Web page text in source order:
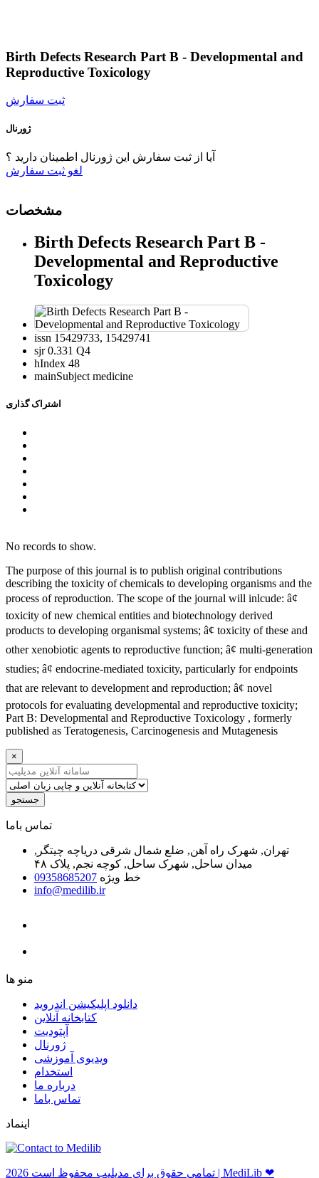
Birth Defects Research Part B - Developmental and
Reproductive Toxicology
ثبت سفارش
ژورنال
آیا از ثبت سفارش این ژورنال اطمینان دارید ؟
لغو ثبت سفارش
مشخصات
Birth Defects Research Part B -
Developmental and Reproductive
Toxicology
issn 15429733, 15429741
sjr0.331 Q4
hIndex 48
mainSubject medicine
اشتراک گذاری
No records to show.
The purpose of this journal is to publish original contributions
describing the toxicity of chemicals to developing organisms and the
process of reproduction. The scope of the journal will inlcude: â¢
toxicity of new chemical entities and biotechnology derived
products to developing organismal systems; â¢ toxicity of these and
other xenobiotic agents to reproductive function; â¢ multi-generation
studies; â¢ endocrine-mediated toxicity, particularly for endpoints
that are relevant to development and reproduction; â¢ novel
protocols for evaluating developmental and reproductive toxicity;
Part B: Developmental and Reproductive Toxicology , formerly
published as Teratogenesis, Carcinogenesis and Mutagenesis
×
جستجو
ﺗﻤﺎﺱ ﺑﺎﻣﺎ
تهران, شهرک راه آهن, ضلع شمال شرقی دریاچه چیتگر,
میدان ساحل, شهرک ساحل, کوچه نجم, پلاک ۴۸
خط ویژه 09358685207
info@medilib.ir
ﻣﻨﻮ ﻫﺎ
دانلود اپلیکیشن اندروید
ﮐﺘﺎﺑﺨﺎﻧﻪ ﺁﻧﻼﯾﻦ
ﺁﭘﺘﻮﺩﯾﺖ
ﮊﻭﺭﻧﺎﻝ
ویدیوی آموزشی
استخدام
درباره ما
ﺗﻤﺎﺱ ﺑﺎﻣﺎ
اینماد
ﺗﻤﺎﻣﻲ ﺣﻘﻮﻕ ﺑﺮاﻱ ﻣﺪﻳﻠﻴﺐ ﻣﺤﻔﻮﻅ اﺳﺖ 2026 | MediLib ❤